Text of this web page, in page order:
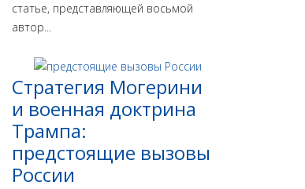
статье, представляющей восьмой
автор...
Стратегия Могерини
и военная доктрина
Трампа:
предстоящие вызовы
России